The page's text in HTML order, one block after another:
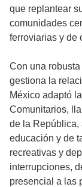
que replantear
comunidades
ferroviarias y de
Con una
gestiona la
México adaptó
Comunitarios,
de la República,
educación y de
recreativas y
interrupciones,
presencial a las